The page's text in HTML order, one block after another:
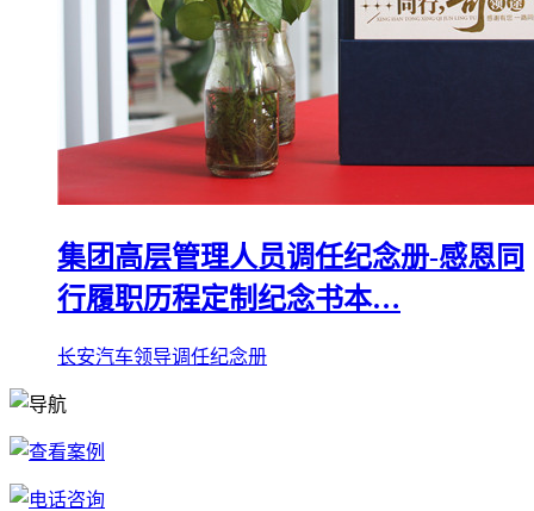
集团高层管理人员调任纪念册-感恩同
行履职历程定制纪念书本…
长安汽车领导调任纪念册